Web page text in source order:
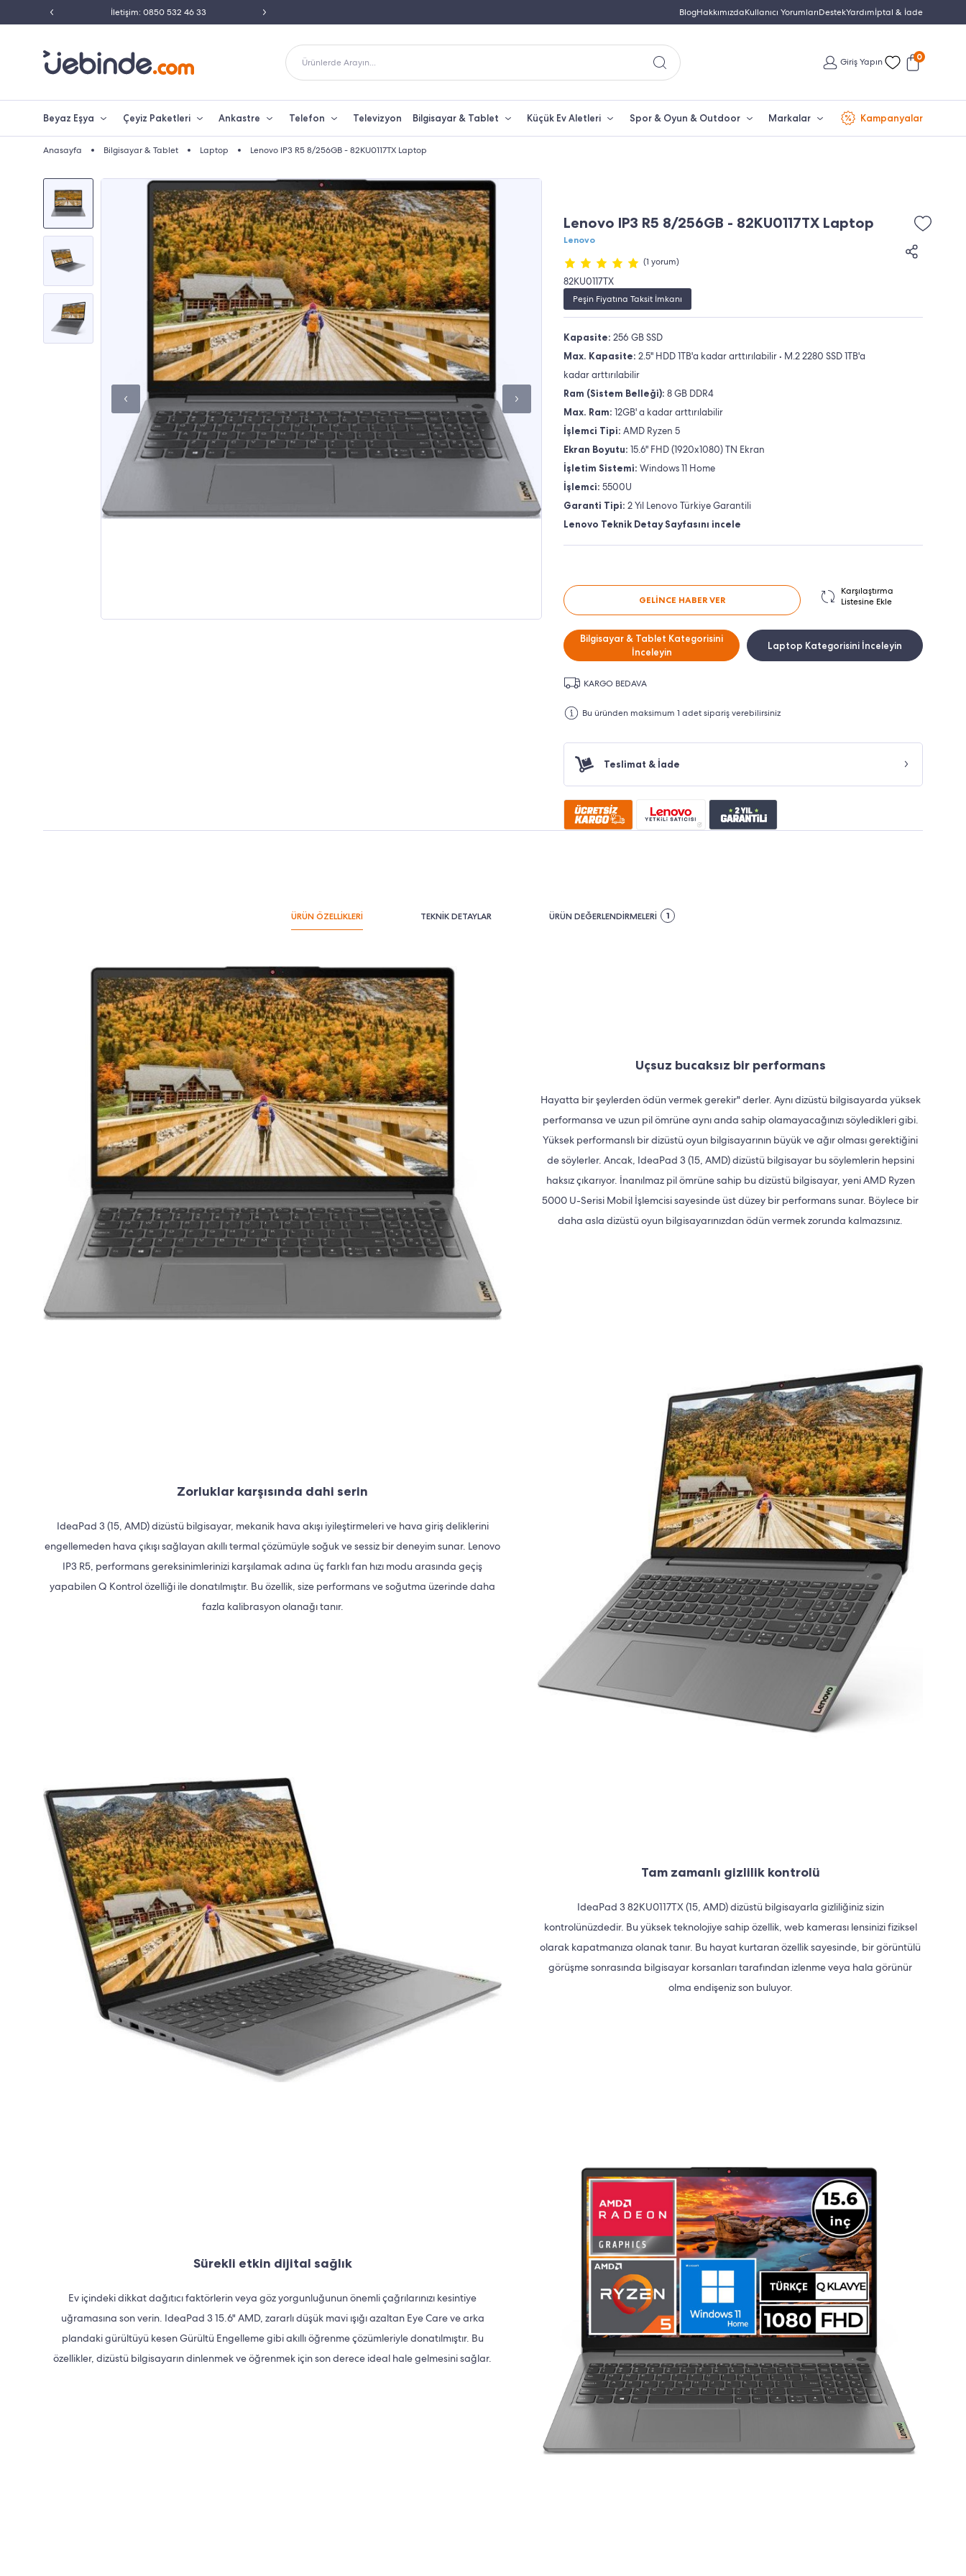
Peşin Fiyatına Taksit İmkanı Türkiye'nin En Büyük Beko Yetkili Satıcısı İletişim: 0850 532
BlogHakkımızdaKullanıcı YorumlarıDestekYardımİptal & İade
Ürünlerde Arayın... Giriş Yapın 0
Beyaz Eşya Çeyiz Paketleri Ankastre Telefon Televizyon Bilgisayar & Tablet Küçük Ev Aletleri Spor & Oyun & Outdoor Markalar Kampanyalar
Anasayfa Bilgisayar & Tablet Laptop Lenovo IP3 R5 8/256GB - 82KU0117TX Laptop
Lenovo IP3 R5 8/256GB - 82KU0117TX Laptop
Lenovo
(1 yorum)
82KU0117TX
Peşin Fiyatına Taksit İmkanı
Kapasite: 256 GB SSD
Max. Kapasite: 2.5" HDD 1TB'a kadar arttırılabilir • M.2 2280 SSD 1TB'a
kadar arttırılabilir
Ram (Sistem Belleği): 8 GB DDR4
Max. Ram: 12GB' a kadar arttırılabilir
İşlemci Tipi: AMD Ryzen 5
Ekran Boyutu: 15.6" FHD (1920x1080) TN Ekran
İşletim Sistemi: Windows 11 Home
İşlemci: 5500U
Garanti Tipi: 2 Yıl Lenovo Türkiye Garantili
Lenovo Teknik Detay Sayfasını incele
GELİNCE HABER VER
Karşılaştırma
Listesine Ekle
Bilgisayar & Tablet Kategorisini
İnceleyin
Laptop Kategorisini İnceleyin
KARGO BEDAVA
Bu üründen maksimum 1 adet sipariş verebilirsiniz
Teslimat & İade
ÜRÜN ÖZELLİKLERİ TEKNİK DETAYLAR ÜRÜN DEĞERLENDİRMELERİ 1
Uçsuz bucaksız bir performans
Hayatta bir şeylerden ödün vermek gerekir" derler. Aynı dizüstü bilgisayarda yüksek
performansa ve uzun pil ömrüne aynı anda sahip olamayacağınızı söyledikleri gibi.
Yüksek performanslı bir dizüstü oyun bilgisayarının büyük ve ağır olması gerektiğini
de söylerler. Ancak, IdeaPad 3 (15, AMD) dizüstü bilgisayar bu söylemlerin hepsini
haksız çıkarıyor. İnanılmaz pil ömrüne sahip bu dizüstü bilgisayar, yeni AMD Ryzen
5000 U-Serisi Mobil İşlemcisi sayesinde üst düzey bir performans sunar. Böylece bir
daha asla dizüstü oyun bilgisayarınızdan ödün vermek zorunda kalmazsınız.
Zorluklar karşısında dahi serin
IdeaPad 3 (15, AMD) dizüstü bilgisayar, mekanik hava akışı iyileştirmeleri ve hava giriş deliklerini
engellemeden hava çıkışı sağlayan akıllı termal çözümüyle soğuk ve sessiz bir deneyim sunar. Lenovo
IP3 R5, performans gereksinimlerinizi karşılamak adına üç farklı fan hızı modu arasında geçiş
yapabilen Q Kontrol özelliği ile donatılmıştır. Bu özellik, size performans ve soğutma üzerinde daha
fazla kalibrasyon olanağı tanır.
Tam zamanlı gizlilik kontrolü
IdeaPad 3 82KU0117TX (15, AMD) dizüstü bilgisayarla gizliliğiniz sizin
kontrolünüzdedir. Bu yüksek teknolojiye sahip özellik, web kamerası lensinizi fiziksel
olarak kapatmanıza olanak tanır. Bu hayat kurtaran özellik sayesinde, bir görüntülü
görüşme sonrasında bilgisayar korsanları tarafından izlenme veya hala görünür
olma endişeniz son buluyor.
Sürekli etkin dijital sağlık
Ev içindeki dikkat dağıtıcı faktörlerin veya göz yorgunluğunun önemli çağrılarınızı kesintiye
uğramasına son verin. IdeaPad 3 15.6" AMD, zararlı düşük mavi ışığı azaltan Eye Care ve arka
plandaki gürültüyü kesen Gürültü Engelleme gibi akıllı öğrenme çözümleriyle donatılmıştır. Bu
özellikler, dizüstü bilgisayarın dinlenmek ve öğrenmek için son derece ideal hale gelmesini sağlar.